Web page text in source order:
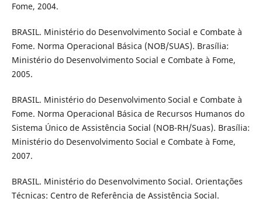
Fome, 2004.
BRASIL. Ministério do Desenvolvimento Social e Combate à
Fome. Norma Operacional Básica (NOB/SUAS). Brasília:
Ministério do Desenvolvimento Social e Combate à Fome,
2005.
BRASIL. Ministério do Desenvolvimento Social e Combate à
Fome. Norma Operacional Básica de Recursos Humanos do
Sistema Único de Assistência Social (NOB-RH/Suas). Brasília:
Ministério do Desenvolvimento Social e Combate à Fome,
2007.
BRASIL. Ministério do Desenvolvimento Social. Orientações
Técnicas: Centro de Referência de Assistência Social.